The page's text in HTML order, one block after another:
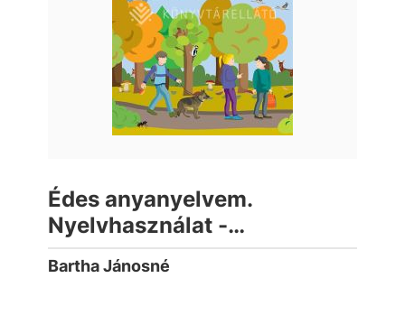
Édes anyanyelvem.
Nyelvhasználat -
szövegalkotás
munkatankönyv 3. I. kötet
Bartha Jánosné